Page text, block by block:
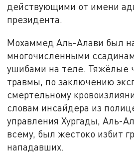
действующими от имени
президента.
Мохаммед Аль-Алави был
многочисленными
ушибами на теле. Тяжёлые
травмы, по заключению
смертельному
словам инсайдера из
управления Хургады, Аль-
всему, был жестоко избит
нападавших.